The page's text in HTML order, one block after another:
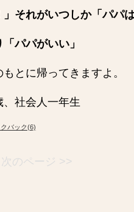
」それがいつしか「パパ
パパがいい」
とに帰ってきますよ。
社会人一年生
クバック(6)
次のページ >>